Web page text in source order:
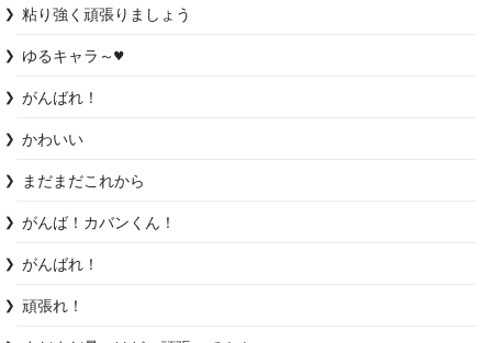
粘り強く頑張りましょう
ゆるキャラ～♥️
がんばれ！
かわいい
まだまだこれから
がんば！カバンくん！
がんばれ！
頑張れ！